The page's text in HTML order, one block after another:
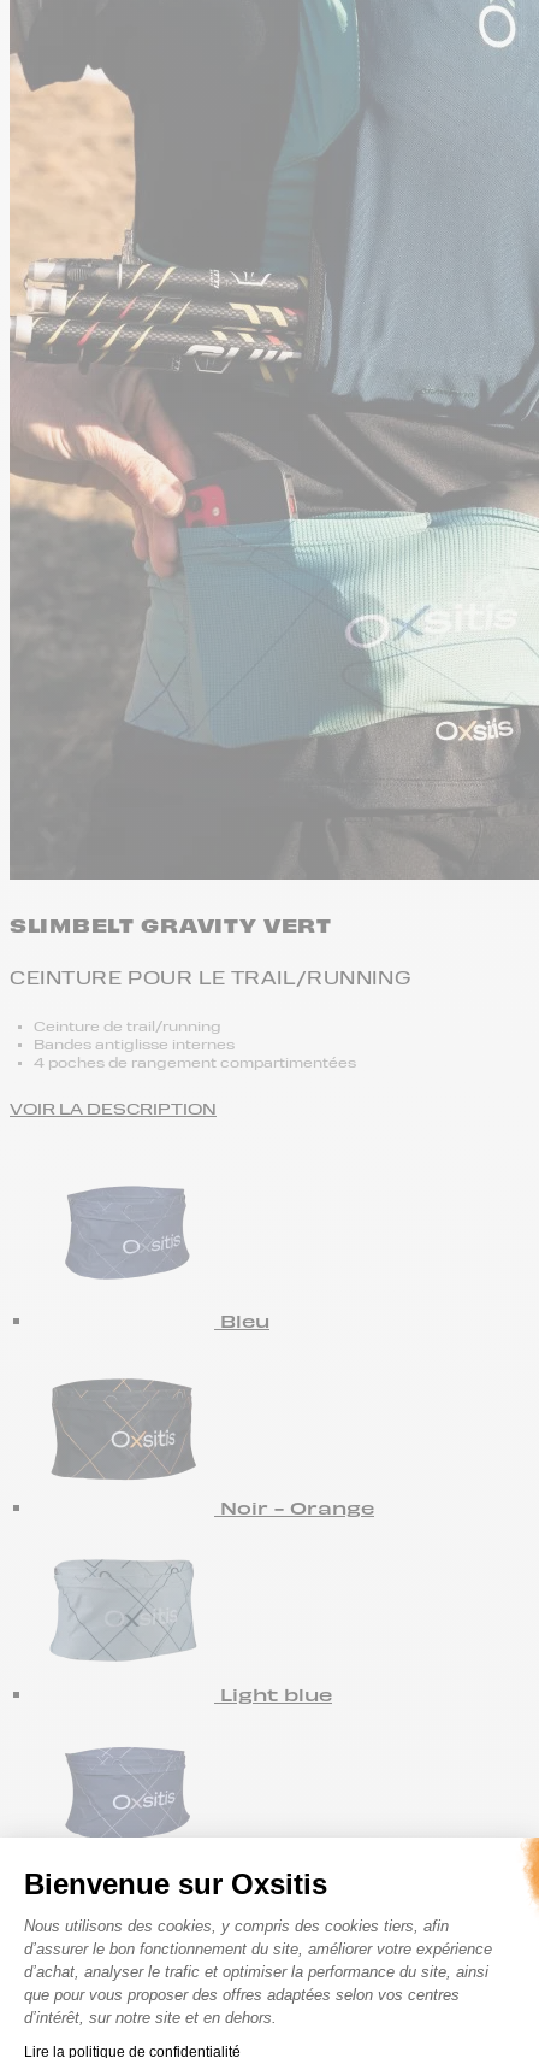
Bienvenue sur Oxsitis
Plateforme de Gestion du
Nous utilisons des cookies, y compris des cookies tiers, afin
d’assurer le bon fonctionnement du site, améliorer votre expérience
d’achat, analyser le trafic et optimiser la performance du site, ainsi
que pour vous proposer des offres adaptées selon vos centres
d’intérêt, sur notre site et en dehors.
Lire la politique de confidentialitéAxeptio consent
SLIMBELT GRAVITY VERT
CEINTURE POUR LE TRAIL/RUNNING
Ceinture de trail/running
Bandes antiglisse internes
4 poches de rangement compartimentées
VOIR LA DESCRIPTION
Bleu
Noir - Orange
Light blue
Bleu - Rose